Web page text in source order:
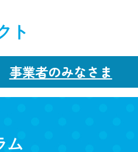
ト
事業者のみなさま
ム